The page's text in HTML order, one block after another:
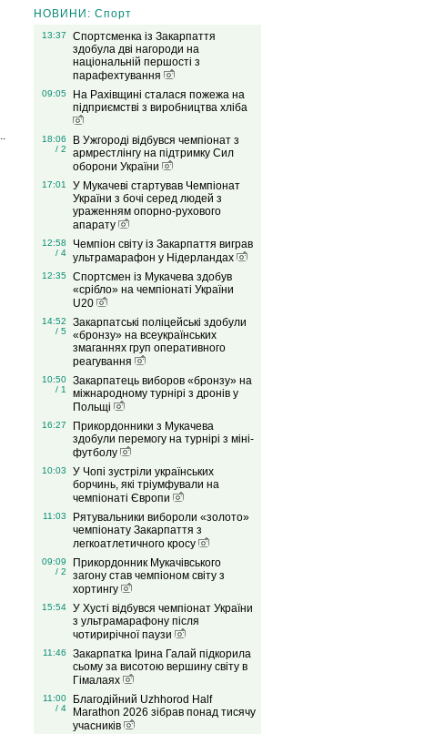
НОВИНИ: Спорт
13:37
Спортсменка із Закарпаття
здобула дві нагороди на
національній першості з
парафехтування
09:05
На Рахівщині сталася пожежа на
підприємстві з виробництва хліба
18:06
/ 2
В Ужгороді відбувся чемпіонат з
армрестлінгу на підтримку Сил
оборони України
17:01
У Мукачеві стартував Чемпіонат
України з бочі серед людей з
ураженням опорно-рухового
апарату
12:58
/ 4
Чемпіон світу із Закарпаття виграв
ультрамарафон у Нідерландах
12:35
Спортсмен із Мукачева здобув
«срібло» на чемпіонаті України
U20
14:52
/ 5
Закарпатські поліцейські здобули
«бронзу» на всеукраїнських
змаганнях груп оперативного
реагування
10:50
/ 1
Закарпатець виборов «бронзу» на
міжнародному турнірі з дронів у
Польщі
16:27
Прикордонники з Мукачева
здобули перемогу на турнірі з міні-
футболу
10:03
У Чопі зустріли українських
борчинь, які тріумфували на
чемпіонаті Європи
11:03
Рятувальники вибороли «золото»
чемпіонату Закарпаття з
легкоатлетичного кросу
09:09
/ 2
Прикордонник Мукачівського
загону став чемпіоном світу з
хортингу
15:54
У Хусті відбувся чемпіонат України
з ультрамарафону після
чотирирічної паузи
11:46
Закарпатка Ірина Галай підкорила
сьому за висотою вершину світу в
Гімалаях
11:00
/ 4
Благодійний Uzhhorod Half
Marathon 2026 зібрав понад тисячу
учасників